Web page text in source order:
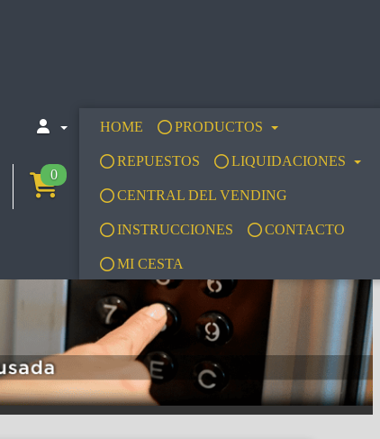
0
HOME PRODUCTOS
REPUESTOS LIQUIDACIONES
CENTRAL DEL VENDING
INSTRUCCIONES CONTACTO
MI CESTA